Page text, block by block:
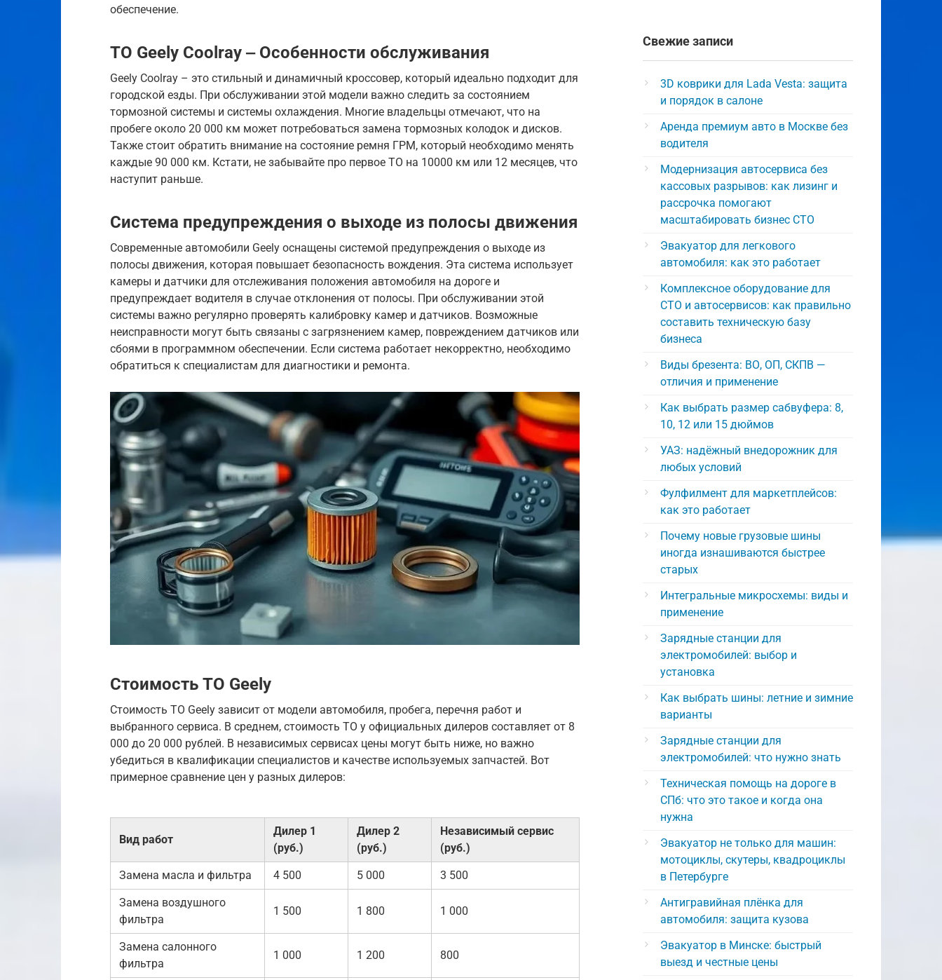
обеспечение.
ТО Geely Coolray ‒ Особенности обслуживания
Geely Coolray – это стильный и динамичный кроссовер, который идеально подходит для
городской езды. При обслуживании этой модели важно следить за состоянием
тормозной системы и системы охлаждения. Многие владельцы отмечают, что на
пробеге около 20 000 км может потребоваться замена тормозных колодок и дисков.
Также стоит обратить внимание на состояние ремня ГРМ, который необходимо менять
каждые 90 000 км. Кстати, не забывайте про первое ТО на 10000 км или 12 месяцев, что
наступит раньше.
Система предупреждения о выходе из полосы движения
Современные автомобили Geely оснащены системой предупреждения о выходе из
полосы движения, которая повышает безопасность вождения. Эта система использует
камеры и датчики для отслеживания положения автомобиля на дороге и
предупреждает водителя в случае отклонения от полосы. При обслуживании этой
системы важно регулярно проверять калибровку камер и датчиков. Возможные
неисправности могут быть связаны с загрязнением камер, повреждением датчиков или
сбоями в программном обеспечении. Если система работает некорректно, необходимо
обратиться к специалистам для диагностики и ремонта.
Стоимость ТО Geely
Стоимость ТО Geely зависит от модели автомобиля, пробега, перечня работ и
выбранного сервиса. В среднем, стоимость ТО у официальных дилеров составляет от 8
000 до 20 000 рублей. В независимых сервисах цены могут быть ниже, но важно
убедиться в квалификации специалистов и качестве используемых запчастей. Вот
примерное сравнение цен у разных дилеров:
Вид работ
Дилер 1
(руб.)
Дилер 2
(руб.)
Независимый сервис
(руб.)
Замена масла и фильтра 4 500 5 000 3 500
Замена воздушного
фильтра
1 500 1 800 1 000
Замена салонного
фильтра
1 000 1 200 800
Свежие записи
3D коврики для Lada Vesta: защита
и порядок в салоне
Аренда премиум авто в Москве без
водителя
Модернизация автосервиса без
кассовых разрывов: как лизинг и
рассрочка помогают
масштабировать бизнес СТО
Эвакуатор для легкового
автомобиля: как это работает
Комплексное оборудование для
СТО и автосервисов: как правильно
составить техническую базу
бизнеса
Виды брезента: ВО, ОП, СКПВ —
отличия и применение
Как выбрать размер сабвуфера: 8,
10, 12 или 15 дюймов
УАЗ: надёжный внедорожник для
любых условий
Фулфилмент для маркетплейсов:
как это работает
Почему новые грузовые шины
иногда изнашиваются быстрее
старых
Интегральные микросхемы: виды и
применение
Зарядные станции для
электромобилей: выбор и
установка
Как выбрать шины: летние и зимние
варианты
Зарядные станции для
электромобилей: что нужно знать
Техническая помощь на дороге в
СПб: что это такое и когда она
нужна
Эвакуатор не только для машин:
мотоциклы, скутеры, квадроциклы
в Петербурге
Антигравийная плёнка для
автомобиля: защита кузова
Эвакуатор в Минске: быстрый
выезд и честные цены